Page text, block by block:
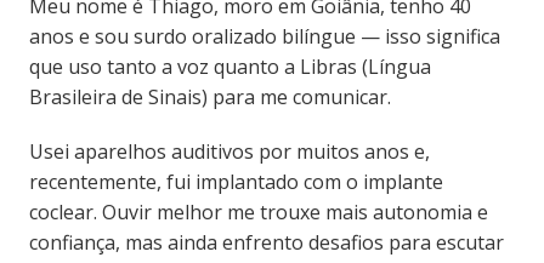
Meu nome é Thiago, moro em Goiânia, tenho 40
anos e sou surdo oralizado bilíngue — isso significa
que uso tanto a voz quanto a Libras (Língua
Brasileira de Sinais) para me comunicar.
Usei aparelhos auditivos por muitos anos e,
recentemente, fui implantado com o implante
coclear. Ouvir melhor me trouxe mais autonomia e
confiança, mas ainda enfrento desafios para escutar